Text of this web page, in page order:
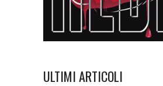
ULTIMI ARTICOLI